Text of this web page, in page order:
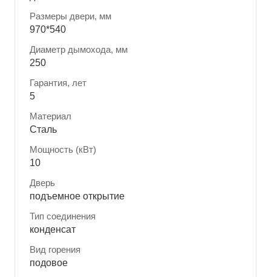
Размеры двери, мм
970*540
Диаметр дымохода, мм
250
Гарантия, лет
5
Материал
Сталь
Мощность (кВт)
10
Дверь
подъемное открытие
Тип соединения
конденсат
Вид горения
подовое